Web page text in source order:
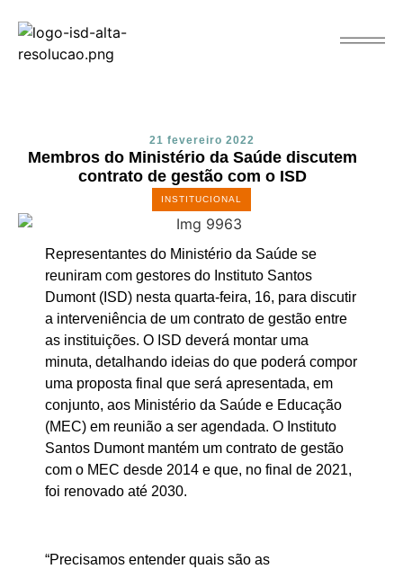
21 fevereiro 2022
Membros do Ministério da Saúde discutem
contrato de gestão com o ISD
INSTITUCIONAL
Representantes do Ministério da Saúde se
reuniram com gestores do Instituto Santos
Dumont (ISD) nesta quarta-feira, 16, para discutir
a interveniência de um contrato de gestão entre
as instituições. O ISD deverá montar uma
minuta, detalhando ideias do que poderá compor
uma proposta final que será apresentada, em
conjunto, aos Ministério da Saúde e Educação
(MEC) em reunião a ser agendada. O Instituto
Santos Dumont mantém um contrato de gestão
com o MEC desde 2014 e que, no final de 2021,
foi renovado até 2030.
“Precisamos entender quais são as